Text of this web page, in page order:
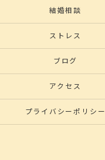
結婚相談
ストレス
ブログ
アクセス
プライバシーポリシー